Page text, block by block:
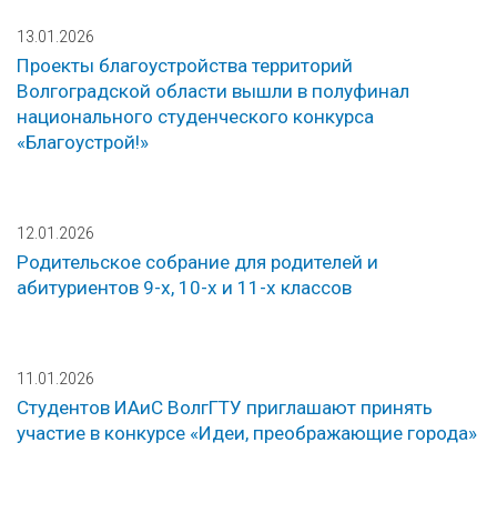
13.01.2026
Проекты благоустройства территорий
Волгоградской области вышли в полуфинал
национального студенческого конкурса
«Благоустрой!»
12.01.2026
Родительское собрание для родителей и
абитуриентов 9-х, 10-х и 11-х классов
11.01.2026
Студентов ИАиС ВолгГТУ приглашают принять
участие в конкурсе «Идеи, преображающие города»